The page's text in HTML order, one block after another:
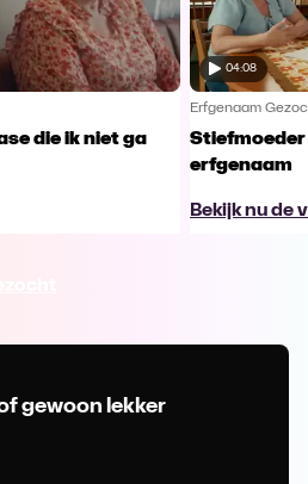
die ik niet ga
04:08
Erfgenaam
erfgenaam
Bekijk nu de
gewoon lekker